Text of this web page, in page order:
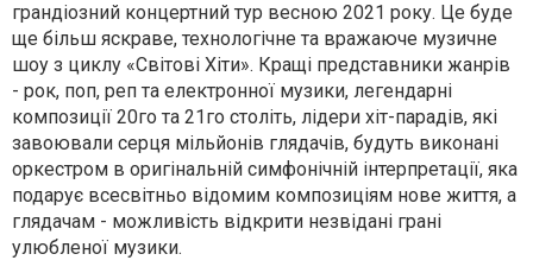
грандіозний концертний тур весною 2021 року. Це буде
ще більш яскраве, технологічне та вражаюче музичне
шоу з циклу «Світові Хіти». Кращі представники жанрів
- рок, поп, реп та електронної музики, легендарні
композиції 20го та 21го століть, лідери хіт-парадів, які
завоювали серця мільйонів глядачів, будуть виконані
оркестром в оригінальній симфонічній інтерпретації, яка
подарує всесвітньо відомим композиціям нове життя, а
глядачам - можливість відкрити незвідані грані
улюбленої музики.